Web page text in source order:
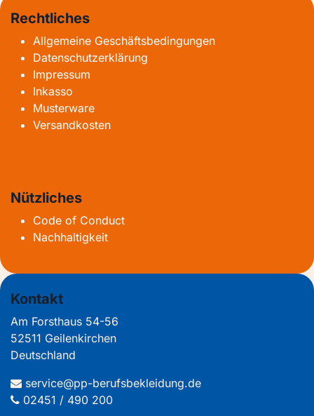
Rechtliches
Allgemeine Geschäftsbedingungen
Datenschutzerklärung
Impressum
Inkasso
Musterware
Versandkosten
Nützliches
Code of Conduct
Nachhaltigkeit
Kontakt
Am Forsthaus 54-56
52511 Geilenkirchen
Deutschland
service@pp-berufsbekleidung.de
02451 / 490 200